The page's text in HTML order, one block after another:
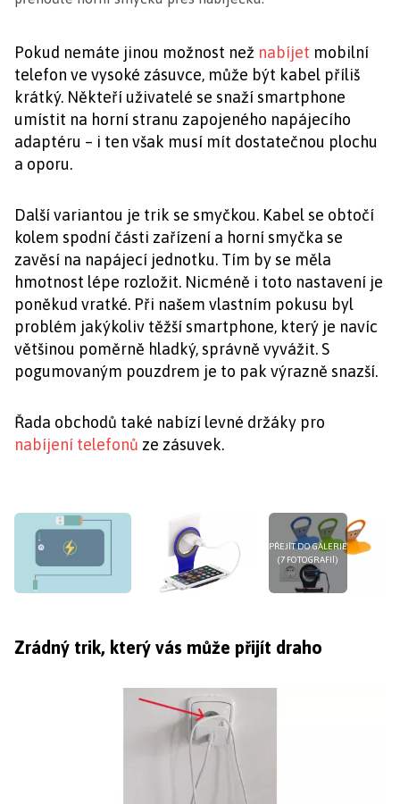
Pokud nemáte jinou možnost než nabíjet mobilní
telefon ve vysoké zásuvce, může být kabel příliš
krátký. Někteří uživatelé se snaží smartphone
umístit na horní stranu zapojeného napájecího
adaptéru – i ten však musí mít dostatečnou plochu
a oporu.
Další variantou je trik se smyčkou. Kabel se obtočí
kolem spodní části zařízení a horní smyčka se
zavěsí na napájecí jednotku. Tím by se měla
hmotnost lépe rozložit. Nicméně i toto nastavení je
poněkud vratké. Při našem vlastním pokusu byl
problém jakýkoliv těžší smartphone, který je navíc
většinou poměrně hladký, správně vyvážit. S
pogumovaným pouzdrem je to pak výrazně snazší.
Řada obchodů také nabízí levné držáky pro
nabíjení telefonů ze zásuvek.
PŘEJÍT DO GALERIE
(7 FOTOGRAFIÍ)
Zrádný trik, který vás může přijít draho